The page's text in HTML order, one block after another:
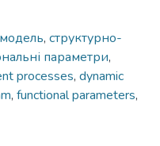
, структурно-
параметри,
processes, dynamic
, functional parameters,